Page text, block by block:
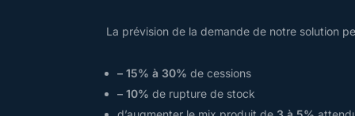
La prévision de la demande de notre solution
– 15% à 30% de cessions
– 10%de rupture de stock